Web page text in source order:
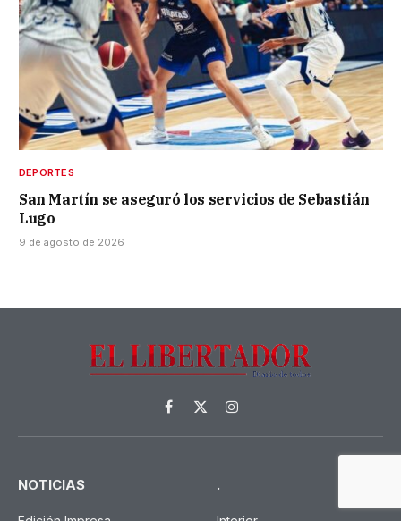
DEPORTES
San Martín se aseguró los servicios de Sebastián
Lugo
9 de agosto de 2026
Facebook
X
(Twitter)
Instagram
NOTICIAS .